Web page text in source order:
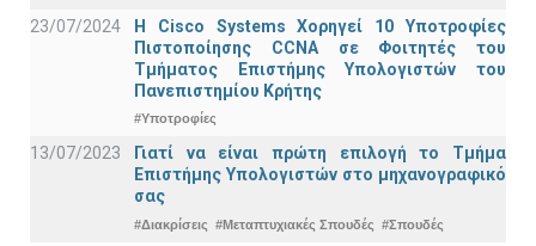
23/07/2024
Η Cisco Systems Χορηγεί 10 Υποτροφίες
Πιστοποίησης CCNA σε Φοιτητές του
Τμήματος Επιστήμης Υπολογιστών του
Πανεπιστημίου Κρήτης
#Υποτροφίες
13/07/2023
Γιατί να είναι πρώτη επιλογή το Τμήμα
Επιστήμης Υπολογιστών στο μηχανογραφικό
σας
#Διακρίσεις #Μεταπτυχιακές Σπουδές #Σπουδές